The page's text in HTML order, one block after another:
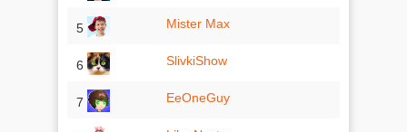
5 Mister Max
6 SlivkiShow
7 EeOneGuy